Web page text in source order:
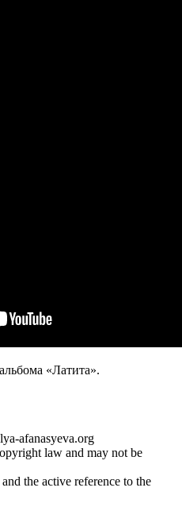
«Латита».
afanasyeva.org
law and may not be
the active reference to the